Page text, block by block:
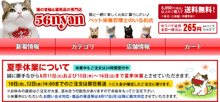
新着情報 カテゴリ 店舗情報 カート